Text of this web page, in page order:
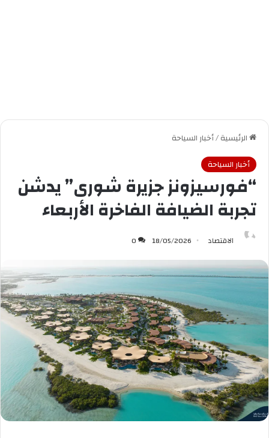
الرئيسية/أخبار السياحة
أخبار السياحة
“فورسيزونز جزيرة شورى” يدشن
تجربة الضيافة الفاخرة الأربعاء
الاقتصاد 18/05/2026
0